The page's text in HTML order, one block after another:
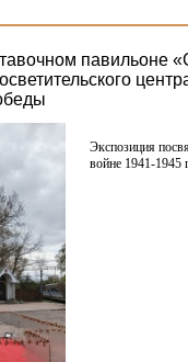
павильоне
Экспозиция
войне 1941-1945